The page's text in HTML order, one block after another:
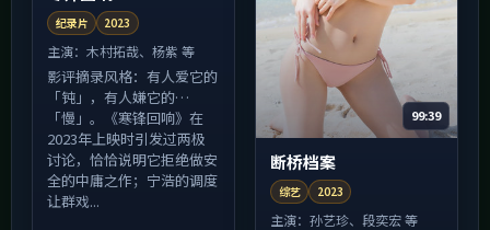
纪录片 2023
主演：木村拓哉、杨紫 等
影评摘录风格：有人爱它的
「钝」，有人嫌它的
「慢」。《寒锋回响》在
2023年上映时引发过两极
讨论，恰恰说明它拒绝做安
全的中庸之作；宁浩的调度
让群戏...
99:39
断桥档案
综艺 2023
主演：孙艺珍、段奕宏 等